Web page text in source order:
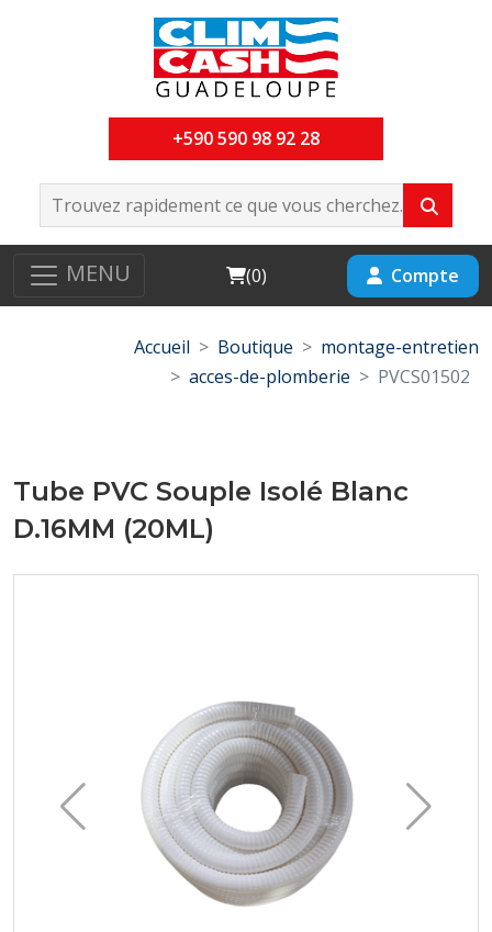
+590 590 98 92 28
MENU Cart
(0) Compte
Accueil Boutique
montage-entretien
acces-de-plomberie
PVCS01502
Tube PVC Souple Isolé Blanc
D.16MM (20ML)